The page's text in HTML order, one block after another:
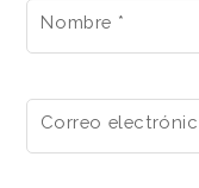
Nombre *
Correo